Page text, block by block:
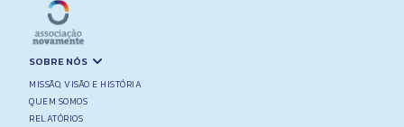
SOBRE NÓS
MISSÃO, VISÃO E HISTÓRIA
QUEM SOMOS
RELATÓRIOS